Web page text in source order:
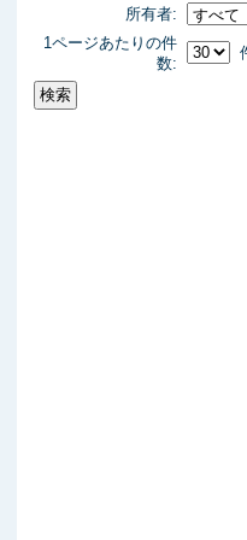
所有者:
1ページあたりの件
数: